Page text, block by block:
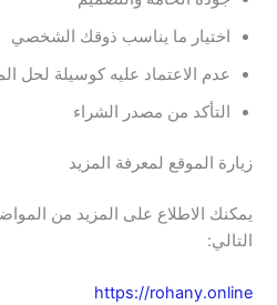
اختيار ما يناسب ذوقك الشخصي
عدم الاعتماد عليه كوسيلة لحل
التأكد من مصدر الشراء
زيارة الموقع لمعرفة المزيد
يمكنك الاطلاع على المزيد من
التالي:
https://rohany.online